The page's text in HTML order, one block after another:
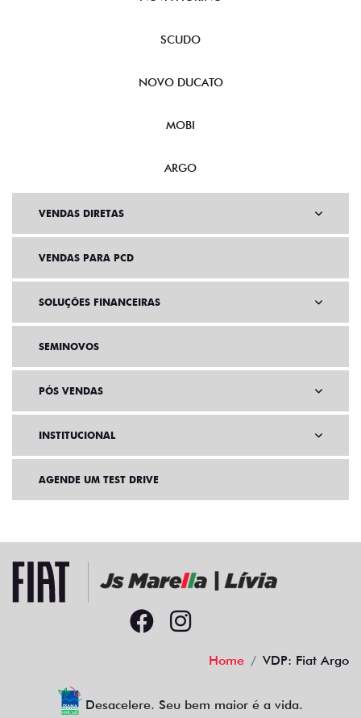
SCUDO
NOVO DUCATO
MOBI
ARGO
VENDAS DIRETAS
VENDAS PARA PCD
SOLUÇÕES FINANCEIRAS
SEMINOVOS
PÓS VENDAS
INSTITUCIONAL
AGENDE UM TEST DRIVE
Home VDP: Fiat Argo
Desacelere. Seu bem maior é a vida.